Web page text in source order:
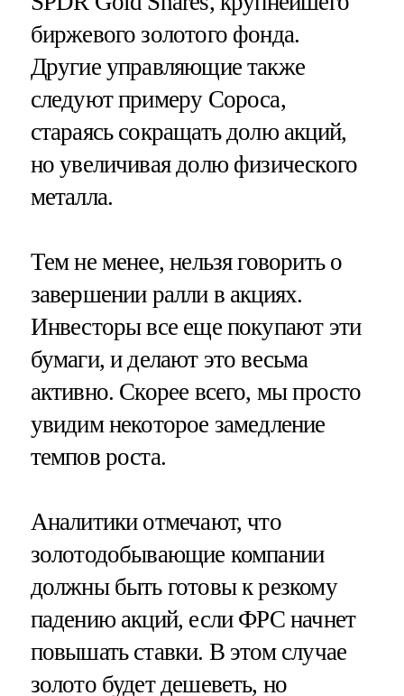
биржевого золотого фонда.
Другие управляющие также
следуют примеру Сороса,
стараясь сокращать долю акций,
но увеличивая долю физического
металла.
Тем не менее, нельзя говорить о
завершении ралли в акциях.
Инвесторы все еще покупают эти
бумаги, и делают это весьма
активно. Скорее всего, мы просто
увидим некоторое замедление
темпов роста.
Аналитики отмечают, что
золотодобывающие компании
должны быть готовы к резкому
падению акций, если ФРС начнет
повышать ставки. В этом случае
золото будет дешеветь, но